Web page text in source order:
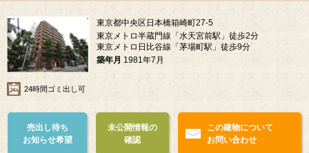
東京都中央区日本橋箱崎町27-5
東京メトロ半蔵門線「水天宮前駅」徒歩2分
東京メトロ日比谷線「茅場町駅」徒歩9分
築年月 1981年7月
24時間ゴミ出し可
売出し待ち
お知らせ希望
未公開情報の
確認
この建物について
お問い合わせ